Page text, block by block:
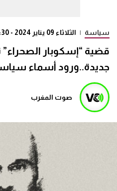
سياسة | الثلاثاء 09 يناير 2024 - 16:30
قضية “إسكوبار الصحراء”
جديدة..ورود أسماء
صوت المغرب